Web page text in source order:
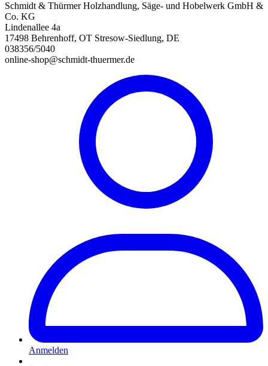
Schmidt & Thürmer Holzhandlung, Säge- und Hobelwerk GmbH &
Co. KG
Lindenallee 4a
17498 Behrenhoff, OT Stresow-Siedlung, DE
038356/5040
online-shop@schmidt-thuermer.de
Anmelden